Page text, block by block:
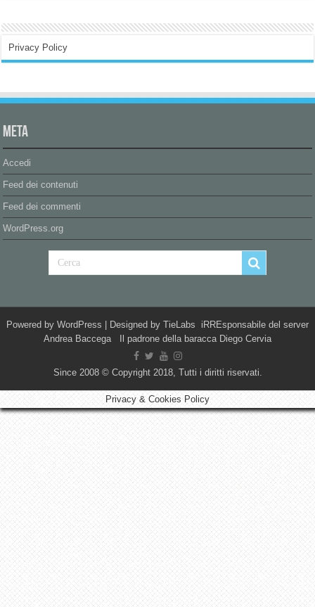
Privacy Policy
Meta
Accedi
Feed dei contenuti
Feed dei commenti
WordPress.org
Powered by WordPress | Designed by TieLabs iRREsponsabile del server
Andrea Baccega Il padrone della baracca Diego Cervia
Since 2008 © Copyright 2018, Tutti i diritti riservati.
Privacy & Cookies Policy